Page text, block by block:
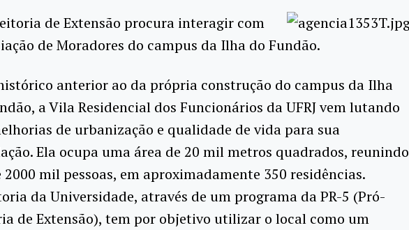
de Extensão procura interagir com
de Moradores do campus da Ilha do Fundão.
anterior ao da própria construção do campus da Ilha
a Vila Residencial dos Funcionários da UFRJ vem lutando
de urbanização e qualidade de vida para sua
Ela ocupa uma área de 20 mil metros quadrados, reunindo
2000 mil pessoas, em aproximadamente 350 residências.
da Universidade, através de um programa da PR-5 (Pró-
de Extensão), tem por objetivo utilizar o local como um